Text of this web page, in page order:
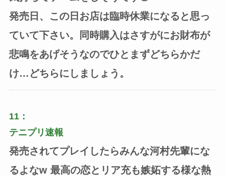
発売日、この日お店は臨時休業になると思っ
ていて下さい。同時購入はさすがにお財布が
悲鳴をあげそうなのでひとまずどちらかだ
け…どちらにしましょう。
11：
テニプリ速報
発売されてプレイしたらみんな河村先輩にな
るよなw 最高の恋とリア充も嫉妬する様な熱